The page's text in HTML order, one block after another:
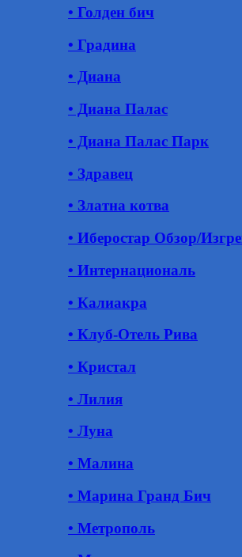
• Голден бич
• Градина
• Диана
• Диана Палас
• Диана Палас Парк
• Здравец
• Златна котва
• Иберостар Обзор/
• Интернациональ
• Калиакра
• Клуб-Отель Рива
• Кристал
• Лилия
• Луна
• Малина
• Марина Гранд Бич
• Метрополь